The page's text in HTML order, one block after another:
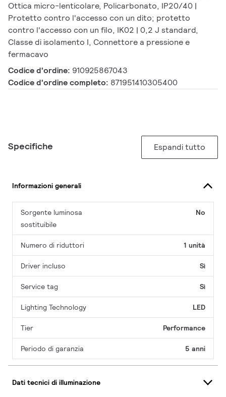
Ottica micro-lenticolare, Policarbonato, IP20/40 |
Protetto contro l'accesso con un dito; protetto
contro l'accesso con un filo, IK02 | 0,2 J standard,
Classe di isolamento I, Connettore a pressione e
fermacavo
Codice d'ordine: 910925867043
Codice d'ordine completo: 871951410305400
Specifiche Espandi tutto
Informazioni generali
Sorgente luminosa
sostituibile
No
Numero di riduttori 1 unità
Driver incluso Sì
Service tag Sì
Lighting Technology LED
Tier Performance
Periodo di garanzia 5 anni
Dati tecnici di illuminazione